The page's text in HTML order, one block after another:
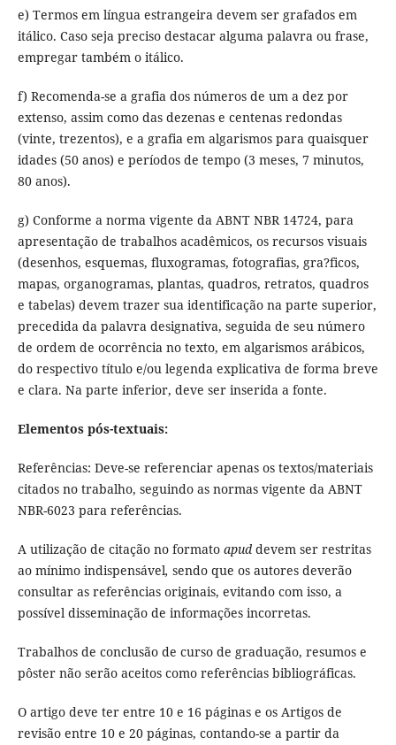
e) Termos em língua estrangeira devem ser grafados em
itálico. Caso seja preciso destacar alguma palavra ou frase,
empregar também o itálico.
f) Recomenda-se a grafia dos números de um a dez por
extenso, assim como das dezenas e centenas redondas
(vinte, trezentos), e a grafia em algarismos para quaisquer
idades (50 anos) e períodos de tempo (3 meses, 7 minutos,
80 anos).
g) Conforme a norma vigente da ABNT NBR 14724, para
apresentação de trabalhos acadêmicos, os recursos visuais
(desenhos, esquemas, fluxogramas, fotografias, gra?ficos,
mapas, organogramas, plantas, quadros, retratos, quadros
e tabelas) devem trazer sua identificação na parte superior,
precedida da palavra designativa, seguida de seu número
de ordem de ocorrência no texto, em algarismos arábicos,
do respectivo título e/ou legenda explicativa de forma breve
e clara. Na parte inferior, deve ser inserida a fonte.
Elementos pós-textuais:
Referências: Deve-se referenciar apenas os textos/materiais
citados no trabalho, seguindo as normas vigente da ABNT
NBR-6023 para referências.
A utilização de citação no formato apud devem ser restritas
ao mínimo indispensável, sendo que os autores deverão
consultar as referências originais, evitando com isso, a
possível disseminação de informações incorretas.
Trabalhos de conclusão de curso de graduação, resumos e
pôster não serão aceitos como referências bibliográficas.
O artigo deve ter entre 10 e 16 páginas e os Artigos de
revisão entre 10 e 20 páginas, contando-se a partir da